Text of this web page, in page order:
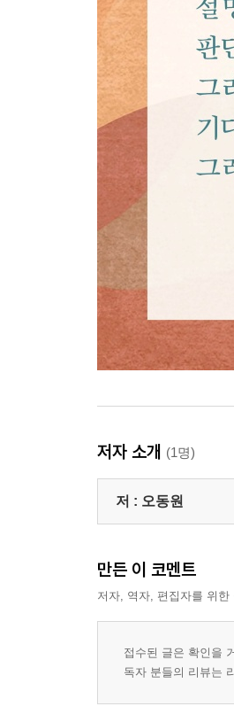
저자 소개 (1명)
저 : 오동원
만든 이 코멘트
저자, 역자, 편집자를 위
접수된 글은 확인을
독자 분들의 리뷰는